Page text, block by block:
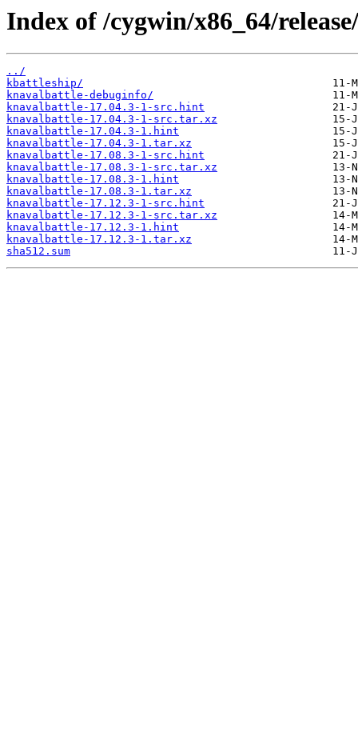
Index of /cygwin/x86_64/
../
kbattleship/
knavalbattle-debuginfo/
knavalbattle-17.04.3-1-src.hint
knavalbattle-17.04.3-1-src.tar.xz
knavalbattle-17.04.3-1.hint
knavalbattle-17.04.3-1.tar.xz
knavalbattle-17.08.3-1-src.hint
knavalbattle-17.08.3-1-src.tar.xz
knavalbattle-17.08.3-1.hint
knavalbattle-17.08.3-1.tar.xz
knavalbattle-17.12.3-1-src.hint
knavalbattle-17.12.3-1-src.tar.xz
knavalbattle-17.12.3-1.hint
knavalbattle-17.12.3-1.tar.xz
sha512.sum